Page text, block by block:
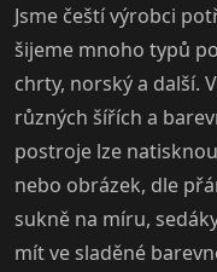
Jsme čeští výrobci
šijeme mnoho typů
chrty, norský a další.
různých šířích a
postroje lze
nebo obrázek, dle
sukně na míru,
mít ve sladěné